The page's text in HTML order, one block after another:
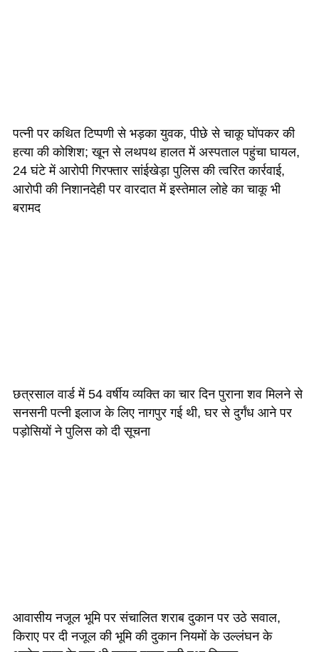
पत्नी पर कथित टिप्पणी से भड़का युवक, पीछे से चाकू घोंपकर की
हत्या की कोशिश; खून से लथपथ हालत में अस्पताल पहुंचा घायल,
24 घंटे में आरोपी गिरफ्तार सांईखेड़ा पुलिस की त्वरित कार्रवाई,
आरोपी की निशानदेही पर वारदात में इस्तेमाल लोहे का चाकू भी
बरामद
छत्रसाल वार्ड में 54 वर्षीय व्यक्ति का चार दिन पुराना शव मिलने से
सनसनी पत्नी इलाज के लिए नागपुर गई थी, घर से दुर्गंध आने पर
पड़ोसियों ने पुलिस को दी सूचना
आवासीय नजूल भूमि पर संचालित शराब दुकान पर उठे सवाल,
किराए पर दी नजूल की भूमि की दुकान नियमों के उल्लंघन के